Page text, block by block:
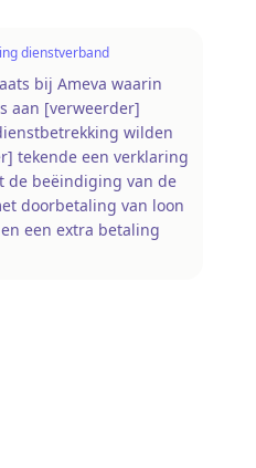
dienstverband
bij Ameva waarin
aan [verweerder]
wilden
tekende een verklaring
de beëindiging van de
doorbetaling van loon
een extra betaling